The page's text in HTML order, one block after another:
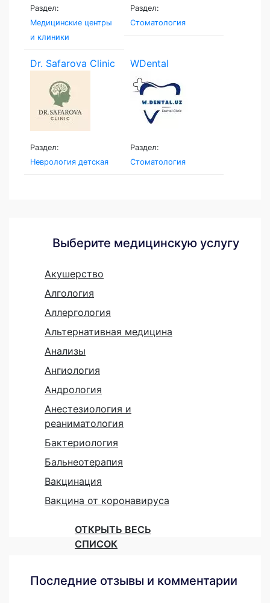
Раздел:
Медицинские центры
и клиники
Раздел:
Стоматология
Dr. Safarova Clinic
Раздел:
Неврология детская
WDental
Раздел:
Стоматология
Выберите медицинскую услугу
Акушерство
Алгология
Аллергология
Альтернативная медицина
Анализы
Ангиология
Андрология
Анестезиология и
реаниматология
Бактериология
Бальнеотерапия
Вакцинация
Вакцина от коронавируса
ОТКРЫТЬ ВЕСЬ
СПИСОК
Последние отзывы и комментарии